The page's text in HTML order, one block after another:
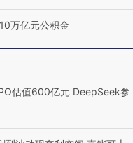
万亿元公积金
估值600亿元 DeepSeek参